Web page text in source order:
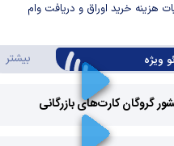
هزینه خرید اوراق و دریافت وام
ویژه بیشتر
گروگان کارت‌های بازرگانی